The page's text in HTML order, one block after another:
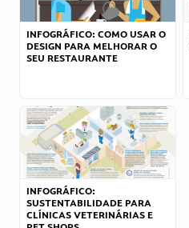
INFOGRÁFICO: COMO USAR O
DESIGN PARA MELHORAR O
SEU RESTAURANTE
INFOGRÁFICO:
SUSTENTABILIDADE PARA
CLÍNICAS VETERINÁRIAS E